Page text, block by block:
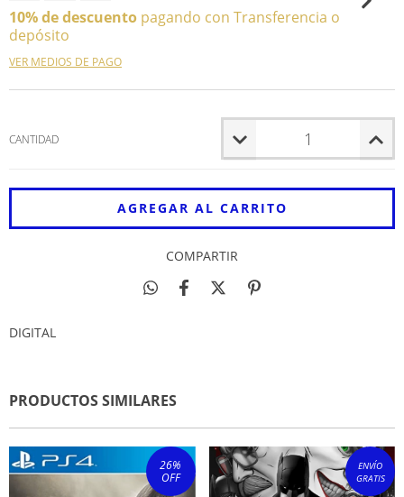
10% de descuento pagando con Transferencia o
depósito
VER MEDIOS DE PAGO
CANTIDAD
COMPARTIR
DIGITAL
PRODUCTOS SIMILARES
26%
OFF
ENVÍO
GRATIS